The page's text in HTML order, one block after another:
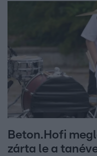
Beton.Hofi
zárta le a